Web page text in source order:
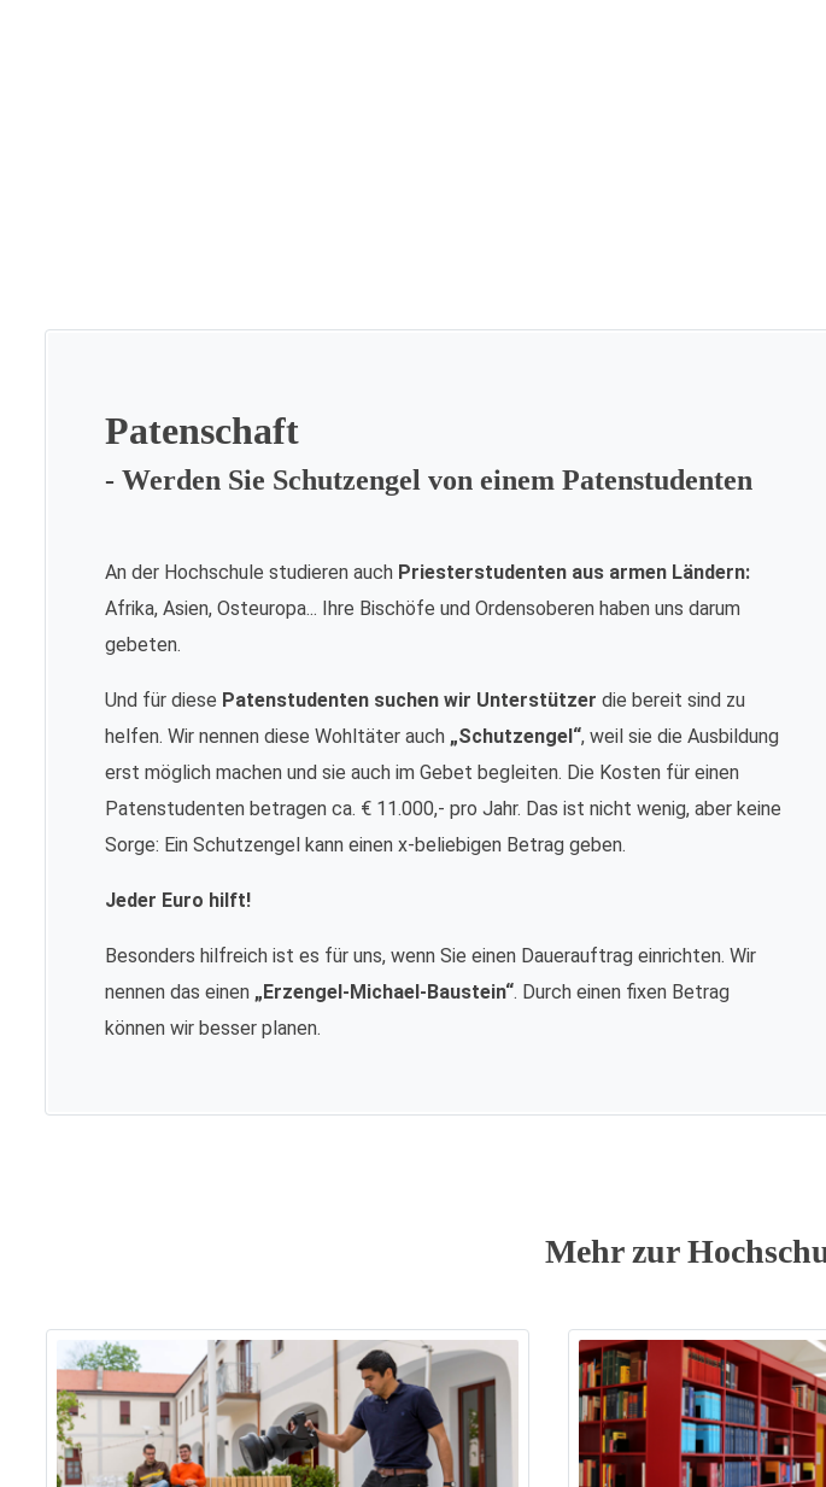
Patenschaft
- Werden Sie Schutzengel von einem Patenstudenten
An der Hochschule studieren auch Priesterstudenten aus armen Ländern:
Afrika, Asien, Osteuropa... Ihre Bischöfe und Ordensoberen haben uns darum
gebeten.
Und für diese Patenstudenten suchen wir Unterstützer die bereit sind zu
helfen. Wir nennen diese Wohltäter auch „Schutzengel“, weil sie die Ausbildung
erst möglich machen und sie auch im Gebet begleiten. Die Kosten für einen
Patenstudenten betragen ca. € 11.000,- pro Jahr. Das ist nicht wenig, aber keine
Sorge: Ein Schutzengel kann einen x-beliebigen Betrag geben.
Jeder Euro hilft!
Besonders hilfreich ist es für uns, wenn Sie einen Dauerauftrag einrichten. Wir
nennen das einen „Erzengel-Michael-Baustein“. Durch einen fixen Betrag
können wir besser planen.
Mehr zur